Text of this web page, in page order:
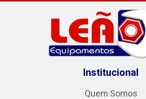
Institucional
Quem Somos